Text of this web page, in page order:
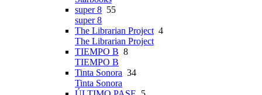
super 8 55
super 8
The Librarian Project4
The Librarian Project
TIEMPO B 8
TIEMPO B
Tinta Sonora 34
Tinta Sonora